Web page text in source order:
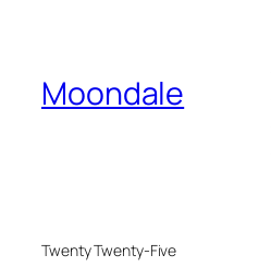
Moondale
Twenty Twenty-Five